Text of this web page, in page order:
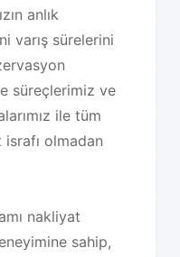
anlık
varış sürelerini
süreçlerimiz ve
ile tüm
olmadan
nakliyat
sahip,